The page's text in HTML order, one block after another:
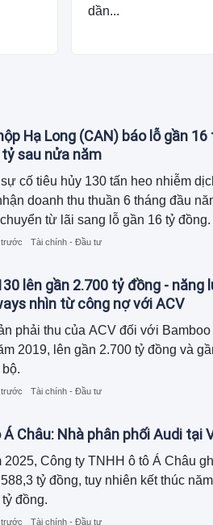
dần...
Hạ Long (CAN) báo lỗ gần
sau nửa năm
cố tiêu hủy 130 tấn heo nhiễm
doanh thu thuần 6 tháng đầu
từ lãi sang lỗ gần 16 tỷ
nguồn tiền chủ yếu đến từ thu hồi
trước Tài chính - Đầu tư
lên gần 2.700 tỷ đồng -
nhìn từ công nợ với ACV
phải thu của ACV đối với
2019, lên gần 2.700 tỷ đồng và
trước Tài chính - Đầu tư
Á Châu: Nhà phân phối Audi tại
2025, Công ty TNHH ô tô Á Châu
tỷ đồng, tuy nhiên kết thúc
đồng.
trước Tài chính - Đầu tư